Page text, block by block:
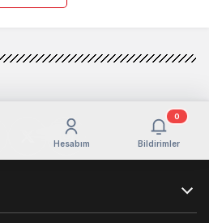
Hesabım Bildirimler
0